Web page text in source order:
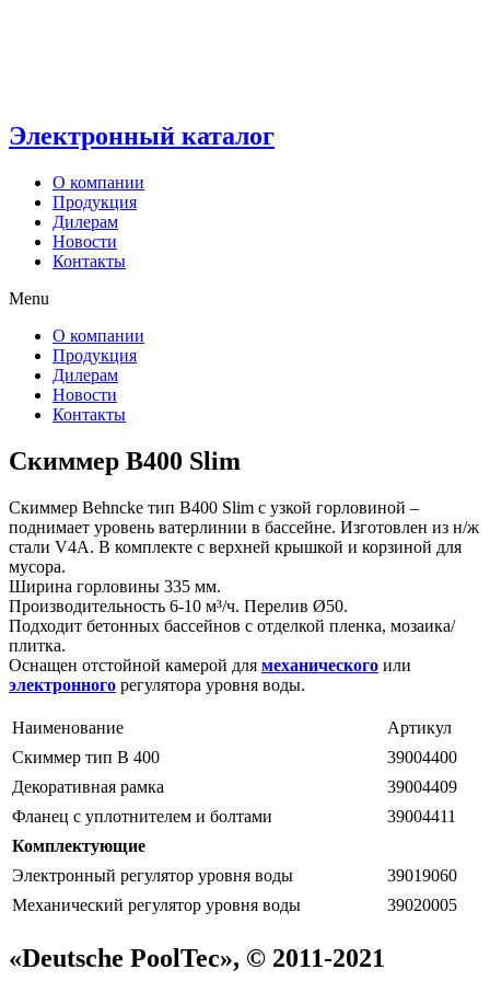
Электронный каталог
О компании
Продукция
Дилерам
Новости
Контакты
Menu
О компании
Продукция
Дилерам
Новости
Контакты
Скиммер В400 Slim
Скиммер Behncke тип B400 Slim c узкой горловиной –
поднимает уровень ватерлинии в бассейне. Изготовлен из н/ж
стали V4A. В комплекте с верхней крышкой и корзиной для
мусора.
Ширина горловины 335 мм.
Производительность 6-10 м³/ч. Перелив Ø50.
Подходит бетонных бассейнов с отделкой пленка, мозаика/
плитка.
Оснащен отстойной камерой для механического или
электронного регулятора уровня воды.
Наименование
Артикул
Скиммер тип В 400
39004400
Декоративная рамка
39004409
Фланец с уплотнителем и болтами
39004411
Комплектующие
Электронный регулятор уровня воды
39019060
Механический регулятор уровня воды
39020005
«Deutsche PoolTec», © 2011-2021